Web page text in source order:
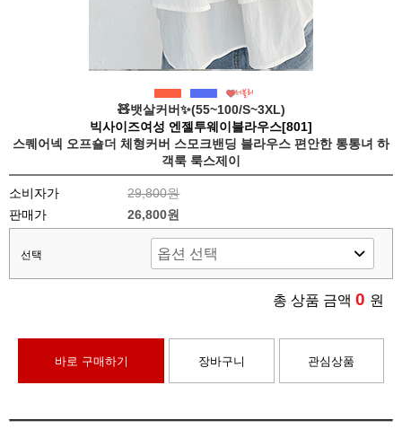
🧸뱃살커버✨(55~100/S~3XL)
빅사이즈여성 엔젤투웨이블라우스[801]
스퀘어넥 오프숄더 체형커버 스모크밴딩 블라우스 편안한 통통녀 하
객룩 룩스제이
소비자가
29,800원
판매가
26,800원
선택
총 상품 금액 0 원
바로 구매하기 장바구니 관심상품